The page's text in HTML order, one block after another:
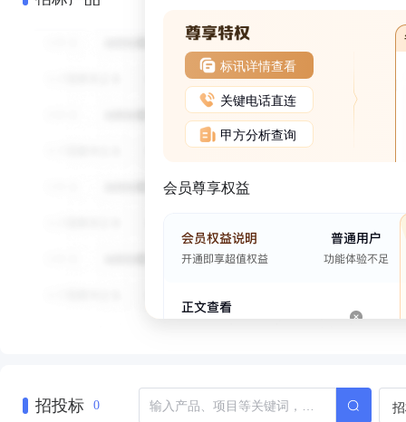
标讯详情查看
关键电话直连
甲方分析查询
会员尊享权益
招投标 0